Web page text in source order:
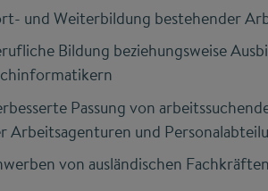
und Weiterbildung bestehender
Bildung beziehungsweise
Passung von
Arbeitsagenturen und
von ausländischen Fachkräften